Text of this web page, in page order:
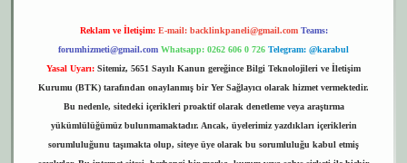
Reklam ve İletişim: E-mail: backlinkpaneli@gmail.com Teams:
forumhizmeti@gmail.com Whatsapp: 0262 606 0 726 Telegram: @karabul
Yasal Uyarı: Sitemiz, 5651 Sayılı Kanun gereğince Bilgi Teknolojileri ve İletişim
Kurumu (BTK) tarafından onaylanmış bir Yer Sağlayıcı olarak hizmet vermektedir.
Bu nedenle, sitedeki içerikleri proaktif olarak denetleme veya araştırma
yükümlülüğümüz bulunmamaktadır. Ancak, üyelerimiz yazdıkları içeriklerin
sorumluluğunu taşımakta olup, siteye üye olarak bu sorumluluğu kabul etmiş